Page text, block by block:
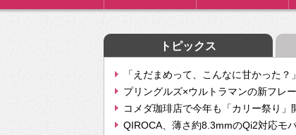
トピックス
「えだまめって、こんなに甘かった？
プリングルズ×ウルトラマンの新フレ
コメダ珈琲店で今年も「カリー祭り
QIROCA、薄さ約8.3mmのQi2対応モ